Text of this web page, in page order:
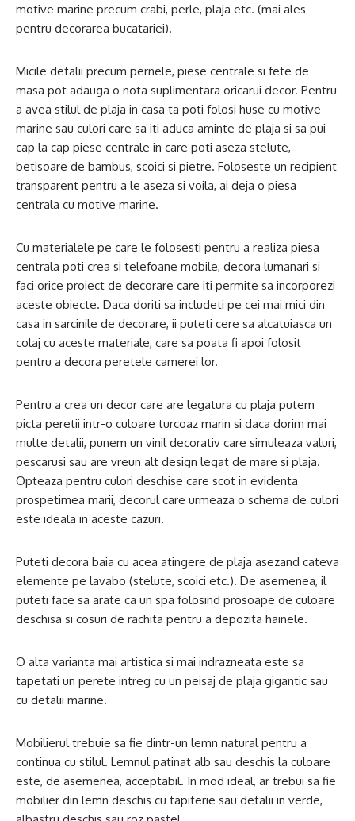
motive marine precum crabi, perle, plaja etc. (mai ales
pentru decorarea bucatariei).
Micile detalii precum pernele, piese centrale si fete de
masa pot adauga o nota suplimentara oricarui decor. Pentru
a avea stilul de plaja in casa ta poti folosi huse cu motive
marine sau culori care sa iti aduca aminte de plaja si sa pui
cap la cap piese centrale in care poti aseza stelute,
betisoare de bambus, scoici si pietre. Foloseste un recipient
transparent pentru a le aseza si voila, ai deja o piesa
centrala cu motive marine.
Cu materialele pe care le folosesti pentru a realiza piesa
centrala poti crea si telefoane mobile, decora lumanari si
faci orice proiect de decorare care iti permite sa incorporezi
aceste obiecte. Daca doriti sa includeti pe cei mai mici din
casa in sarcinile de decorare, ii puteti cere sa alcatuiasca un
colaj cu aceste materiale, care sa poata fi apoi folosit
pentru a decora peretele camerei lor.
Pentru a crea un decor care are legatura cu plaja putem
picta peretii intr-o culoare turcoaz marin si daca dorim mai
multe detalii, punem un vinil decorativ care simuleaza valuri,
pescarusi sau are vreun alt design legat de mare si plaja.
Opteaza pentru culori deschise care scot in evidenta
prospetimea marii, decorul care urmeaza o schema de culori
este ideala in aceste cazuri.
Puteti decora baia cu acea atingere de plaja asezand cateva
elemente pe lavabo (stelute, scoici etc.). De asemenea, il
puteti face sa arate ca un spa folosind prosoape de culoare
deschisa si cosuri de rachita pentru a depozita hainele.
O alta varianta mai artistica si mai indrazneata este sa
tapetati un perete intreg cu un peisaj de plaja gigantic sau
cu detalii marine.
Mobilierul trebuie sa fie dintr-un lemn natural pentru a
continua cu stilul. Lemnul patinat alb sau deschis la culoare
este, de asemenea, acceptabil. In mod ideal, ar trebui sa fie
mobilier din lemn deschis cu tapiterie sau detalii in verde,